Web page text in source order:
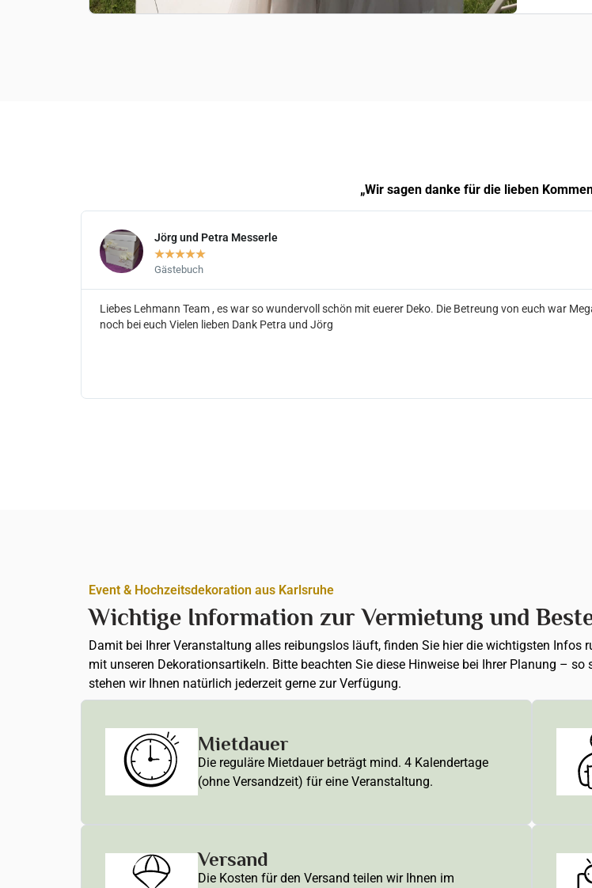
„Wir sagen danke für die lieben
Jörg und Petra Messerle
★★★★★
Gästebuch
Liebes Lehmann Team , es war so wundervoll schön mit euerer Deko. Die Betreung von euch war
noch bei euch Vielen lieben Dank Petra und Jörg
Event & Hochzeitsdekoration aus Karlsruhe
Wichtige Information zur Vermietung und
Damit bei Ihrer Veranstaltung alles reibungslos läuft, finden Sie hier die wichtigsten Infos
mit unseren Dekorationsartikeln. Bitte beachten Sie diese Hinweise bei Ihrer Planung –
stehen wir Ihnen natürlich jederzeit gerne zur Verfügung.
Mietdauer
Die reguläre Mietdauer beträgt mind. 4 Kalendertage
(ohne Versandzeit) für eine Veranstaltung.
Versand
Die Kosten für den Versand teilen wir Ihnen im